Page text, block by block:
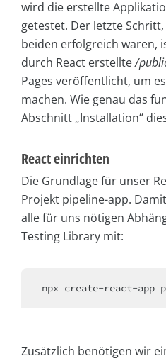
wird die erstellte
getestet. Der letzte
beiden erfolgreich waren,
durch React erstellte/
Pages veröffentlicht, um
machen. Wie genau das
Abschnitt „Installation“
React einrichten
Die Grundlage für unser
Projekt pipeline-app.
alle für uns nötigen
Testing Library mit:
Zusätzlich benötigen wir